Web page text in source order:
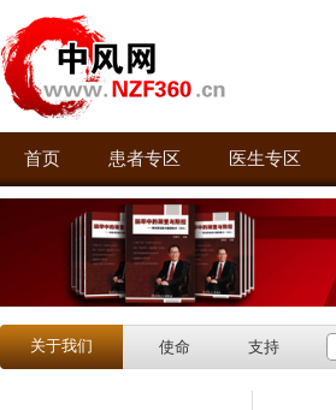
首页 患者专区 医生专区
关于我们 使命 支持